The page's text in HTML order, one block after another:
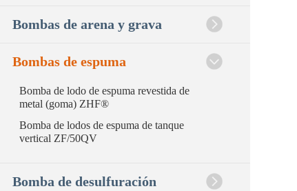
Bombas de arena y grava
Bombas de espuma
Bomba de lodo de espuma revestida de
metal (goma) ZHF®
Bomba de lodos de espuma de tanque
vertical ZF/50QV
Bomba de desulfuración